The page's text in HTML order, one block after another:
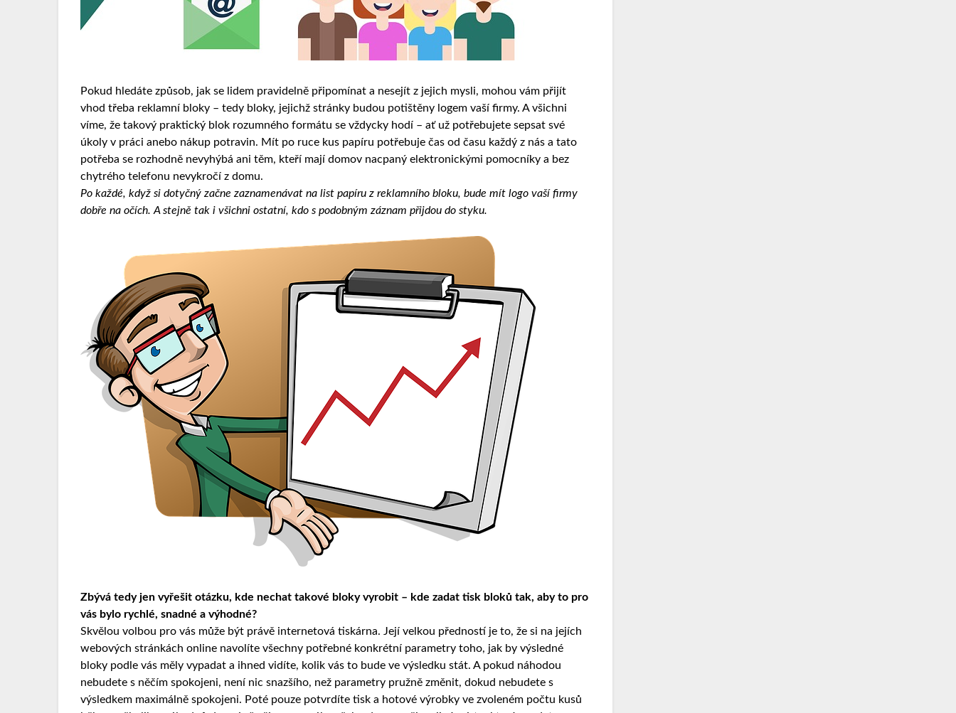
Pokud hledáte způsob, jak se lidem pravidelně připomínat a nesejít z jejich mysli, mohou vám přijít
vhod třeba reklamní bloky – tedy bloky, jejichž stránky budou potištěny logem vaší firmy. A všichni
víme, že takový praktický blok rozumného formátu se vždycky hodí – ať už potřebujete sepsat své
úkoly v práci anebo nákup potravin. Mít po ruce kus papíru potřebuje čas od času každý z nás a tato
potřeba se rozhodně nevyhýbá ani těm, kteří mají domov nacpaný elektronickými pomocníky a bez
chytrého telefonu nevykročí z domu.
Po každé, když si dotyčný začne zaznamenávat na list papíru z reklamního bloku, bude mít logo vaší firmy
dobře na očích. A stejně tak i všichni ostatní, kdo s podobným záznam přijdou do styku.
Zbývá tedy jen vyřešit otázku, kde nechat takové bloky vyrobit – kde zadattisk bloků tak, aby to pro
vás bylo rychlé, snadné a výhodné?
Skvělou volbou pro vás může být právě internetová tiskárna. Její velkou předností je to, že si na jejích
webových stránkách online navolíte všechny potřebné konkrétní parametry toho, jak by výsledné
bloky podle vás měly vypadat a ihned vidíte, kolik vás to bude ve výsledku stát. A pokud náhodou
nebudete s něčím spokojeni, není nic snazšího, než parametry pružně změnit, dokud nebudete s
výsledkem maximálně spokojeni. Poté pouze potvrdíte tisk a hotové výrobky ve zvoleném počtu kusů